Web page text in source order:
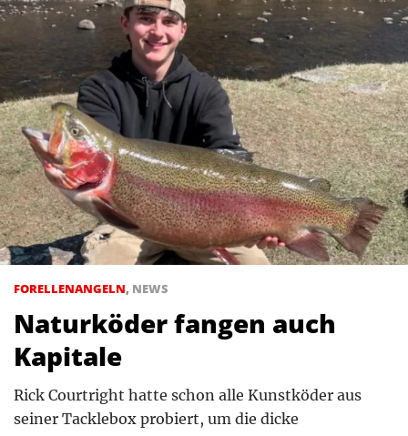
FORELLENANGELN, NEWS
Naturköder fangen auch
Kapitale
Rick Courtright hatte schon alle Kunstköder aus
seiner Tacklebox probiert, um die dicke